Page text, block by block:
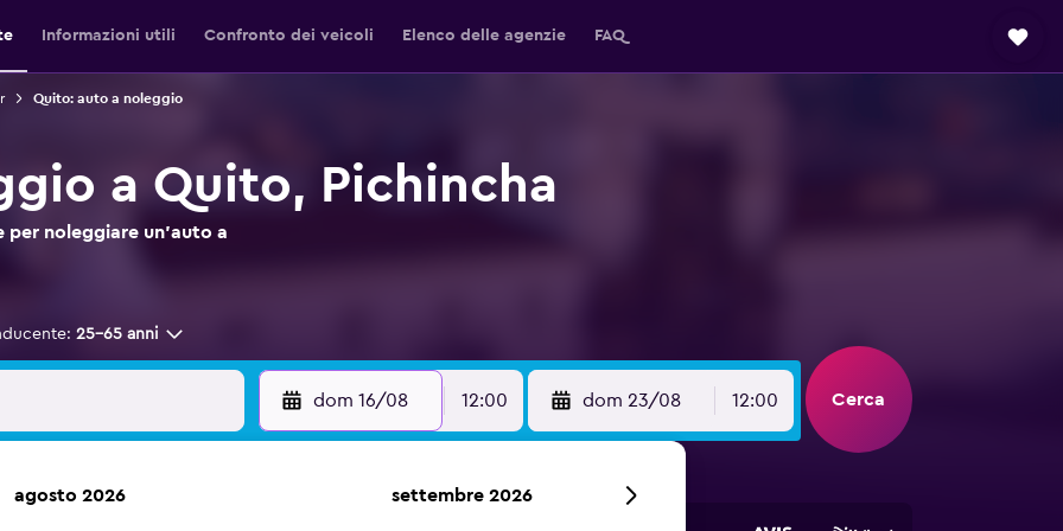
Informazioni utili Confronto dei veicoli Elenco delle agenzie FAQ
Quito: auto a noleggio
a Quito, Pichincha
per noleggiare un'auto a
25-65 anni
dom 16/08 12:00 dom 23/08 12:00 Cerca
agosto 2026 settembre 2026